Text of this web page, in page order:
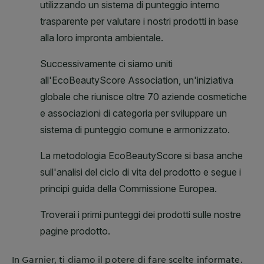
In Garnier, ti diamo il potere di fare scelte informate.